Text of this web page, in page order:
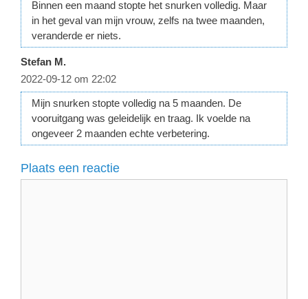
Binnen een maand stopte het snurken volledig. Maar
in het geval van mijn vrouw, zelfs na twee maanden,
veranderde er niets.
Stefan M.
2022-09-12 om 22:02
Mijn snurken stopte volledig na 5 maanden. De
vooruitgang was geleidelijk en traag. Ik voelde na
ongeveer 2 maanden echte verbetering.
Plaats een reactie